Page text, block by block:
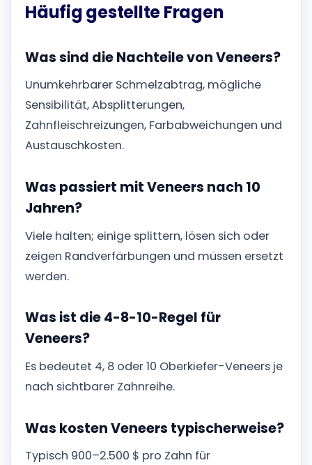
Häufig gestellte Fragen
Was sind die Nachteile von Veneers?
Unumkehrbarer Schmelzabtrag, mögliche
Sensibilität, Absplitterungen,
Zahnfleischreizungen, Farbabweichungen und
Austauschkosten.
Was passiert mit Veneers nach 10
Jahren?
Viele halten; einige splittern, lösen sich oder
zeigen Randverfärbungen und müssen ersetzt
werden.
Was ist die 4-8-10-Regel für
Veneers?
Es bedeutet 4, 8 oder 10 Oberkiefer-Veneers je
nach sichtbarer Zahnreihe.
Was kosten Veneers typischerweise?
Typisch 900–2.500 $ pro Zahn für